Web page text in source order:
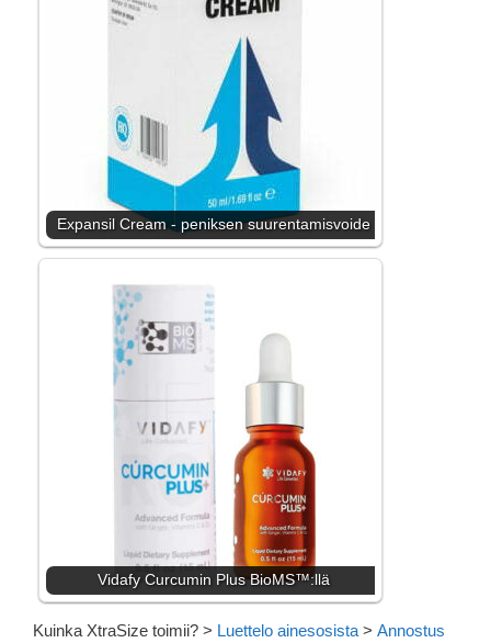
Expansil Cream - peniksen suurentamisvoide
Vidafy Curcumin Plus BioMS™:llä
Kuinka XtraSize toimii? > Luettelo ainesosista > Annostus